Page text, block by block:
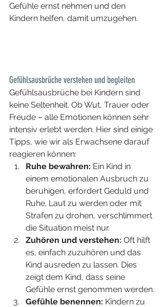
Gefühle ernst nehmen und den
Kindern helfen, damit umzugehen.
Gefühlsausbrüche verstehen und begleiten
Gefühlsausbrüche bei Kindern sind
keine Seltenheit. Ob Wut, Trauer oder
Freude – alle Emotionen können sehr
intensiv erlebt werden. Hier sind einige
Tipps, wie wir als Erwachsene darauf
reagieren können:
Ruhe bewahren: Ein Kind in
einem emotionalen Ausbruch zu
beruhigen, erfordert Geduld und
Ruhe. Laut zu werden oder mit
Strafen zu drohen, verschlimmert
die Situation meist nur.
Zuhören und verstehen: Oft hilft
es, einfach zuzuhören und das
Kind ausreden zu lassen. Dies
zeigt dem Kind, dass seine
Gefühle ernst genommen werden.
Gefühle benennen: Kindern zu